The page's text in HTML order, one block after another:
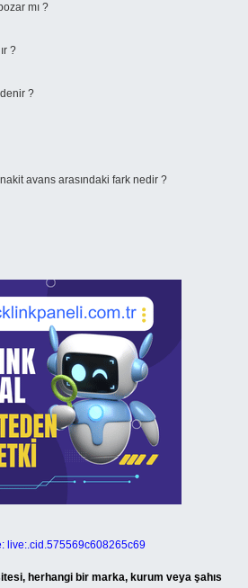
mı ?
?
?
avans arasındaki fark nedir ?
live:.cid.575569c608265c69
herhangi bir marka, kurum veya şahıs